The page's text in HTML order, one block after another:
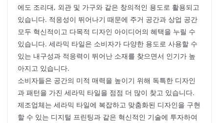
에도 조리대, 외관 및 가구와 같은 창의적인 용도로 활용되고
있습니다. 적응성이 뛰어나기 때문에 주거 공간과 상업 공간
모두 혁신적이고 다목적 디자인 아이디어의 혜택을 누릴 수
있습니다. 세라믹 타일은 소비자가 다양한 용도로 사용할 수
있는 내구성과 적응력이 뛰어난 소재를 찾으면서 인기가 높
아지고 있습니다.
소비자들은 공간의 미적 매력을 높이기 위해 독특한 디자인
과 패턴을 가진 세라믹 타일을 점점 더 많이 찾고 있습니다.
제조업체는 세라믹 타일에 복잡하고 맞춤화된 디자인을 구현
할 수 있는 디지털 프린팅과 같은 혁신적인 기술에 투자하여